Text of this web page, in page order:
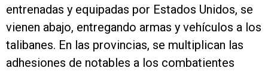
entrenadas y equipadas por Estados Unidos, se
vienen abajo, entregando armas y vehículos a los
talibanes. En las provincias, se multiplican las
adhesiones de notables a los combatientes